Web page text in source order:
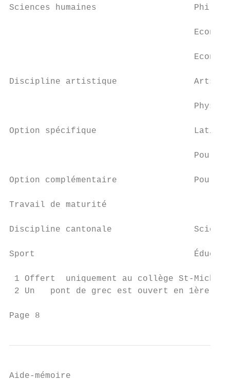
Sciences humaines
Discipline artistique
Option spécifique
Pour
Option complémentaire
Travail de maturité
Discipline cantonale
Sport
1 Offert  uniquement au collège St-Michel.
2 Un   pont de grec est ouvert en 1ère
Page 8
Aide-mémoire